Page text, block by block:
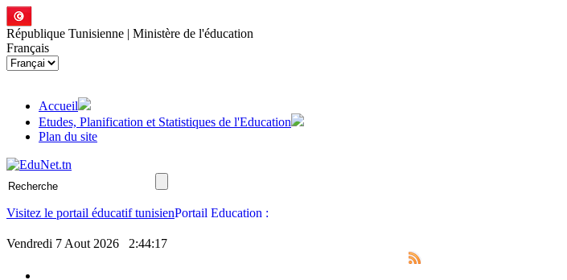
République Tunisienne | Ministère de l'éducation
Français
Accueil
Etudes, Planification et Statistiques de l'Education
Plan du site
Visitez le portail éducatif tunisien
Vendredi 7 Aout 2026 2:44:18